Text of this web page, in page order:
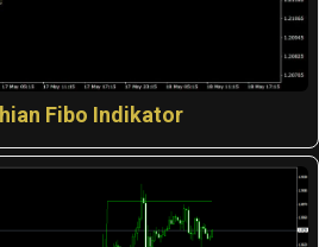
Fibo Indikator